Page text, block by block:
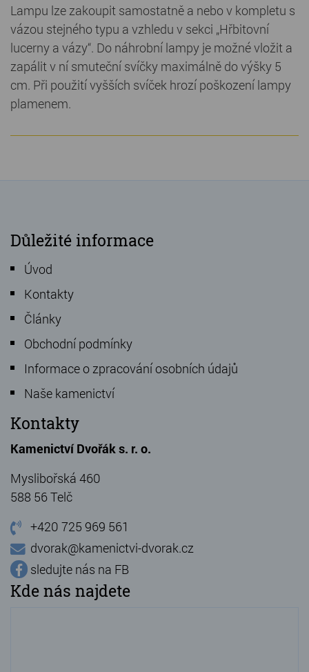
Lampu lze zakoupit samostatně a nebo v kompletu s
vázou stejného typu a vzhledu v sekci „Hřbitovní
lucerny a vázy“. Do náhrobní lampy je možné vložit a
zapálit v ní smuteční svíčky maximálně do výšky 5
cm. Při použití vyšších svíček hrozí poškození lampy
plamenem.
Důležité informace
Úvod
Kontakty
Články
Obchodní podmínky
Informace o zpracování osobních údajů
Naše kamenictví
Kontakty
Kamenictví Dvořák s. r. o.
Myslibořská 460
588 56 Telč
+420 725 969 561
dvorak@kamenictvi-dvorak.cz
sledujte nás na FB
Kde nás najdete